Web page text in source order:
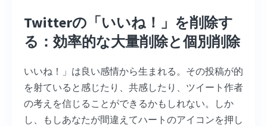
Twitterの「いいね！」を削除す
る：効率的な大量削除と個別削除
いいね！」は良い感情から生まれる。その投稿が的
を射ていると感じたり、共感したり、ツイート作者
の考えを信じることができるかもしれない。しか
し、もしあなたが間違えてハートのアイコンを押し